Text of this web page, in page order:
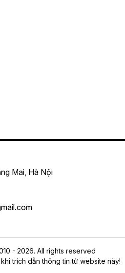
Mai, Hà Nội
- 2026. All rights reserved
trích dẫn thông tin từ website này!